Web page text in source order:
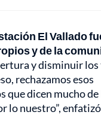
El Vallado
y de la
y disminuir
rechazamos esos
que dicen mucho de
lo nuestro”,